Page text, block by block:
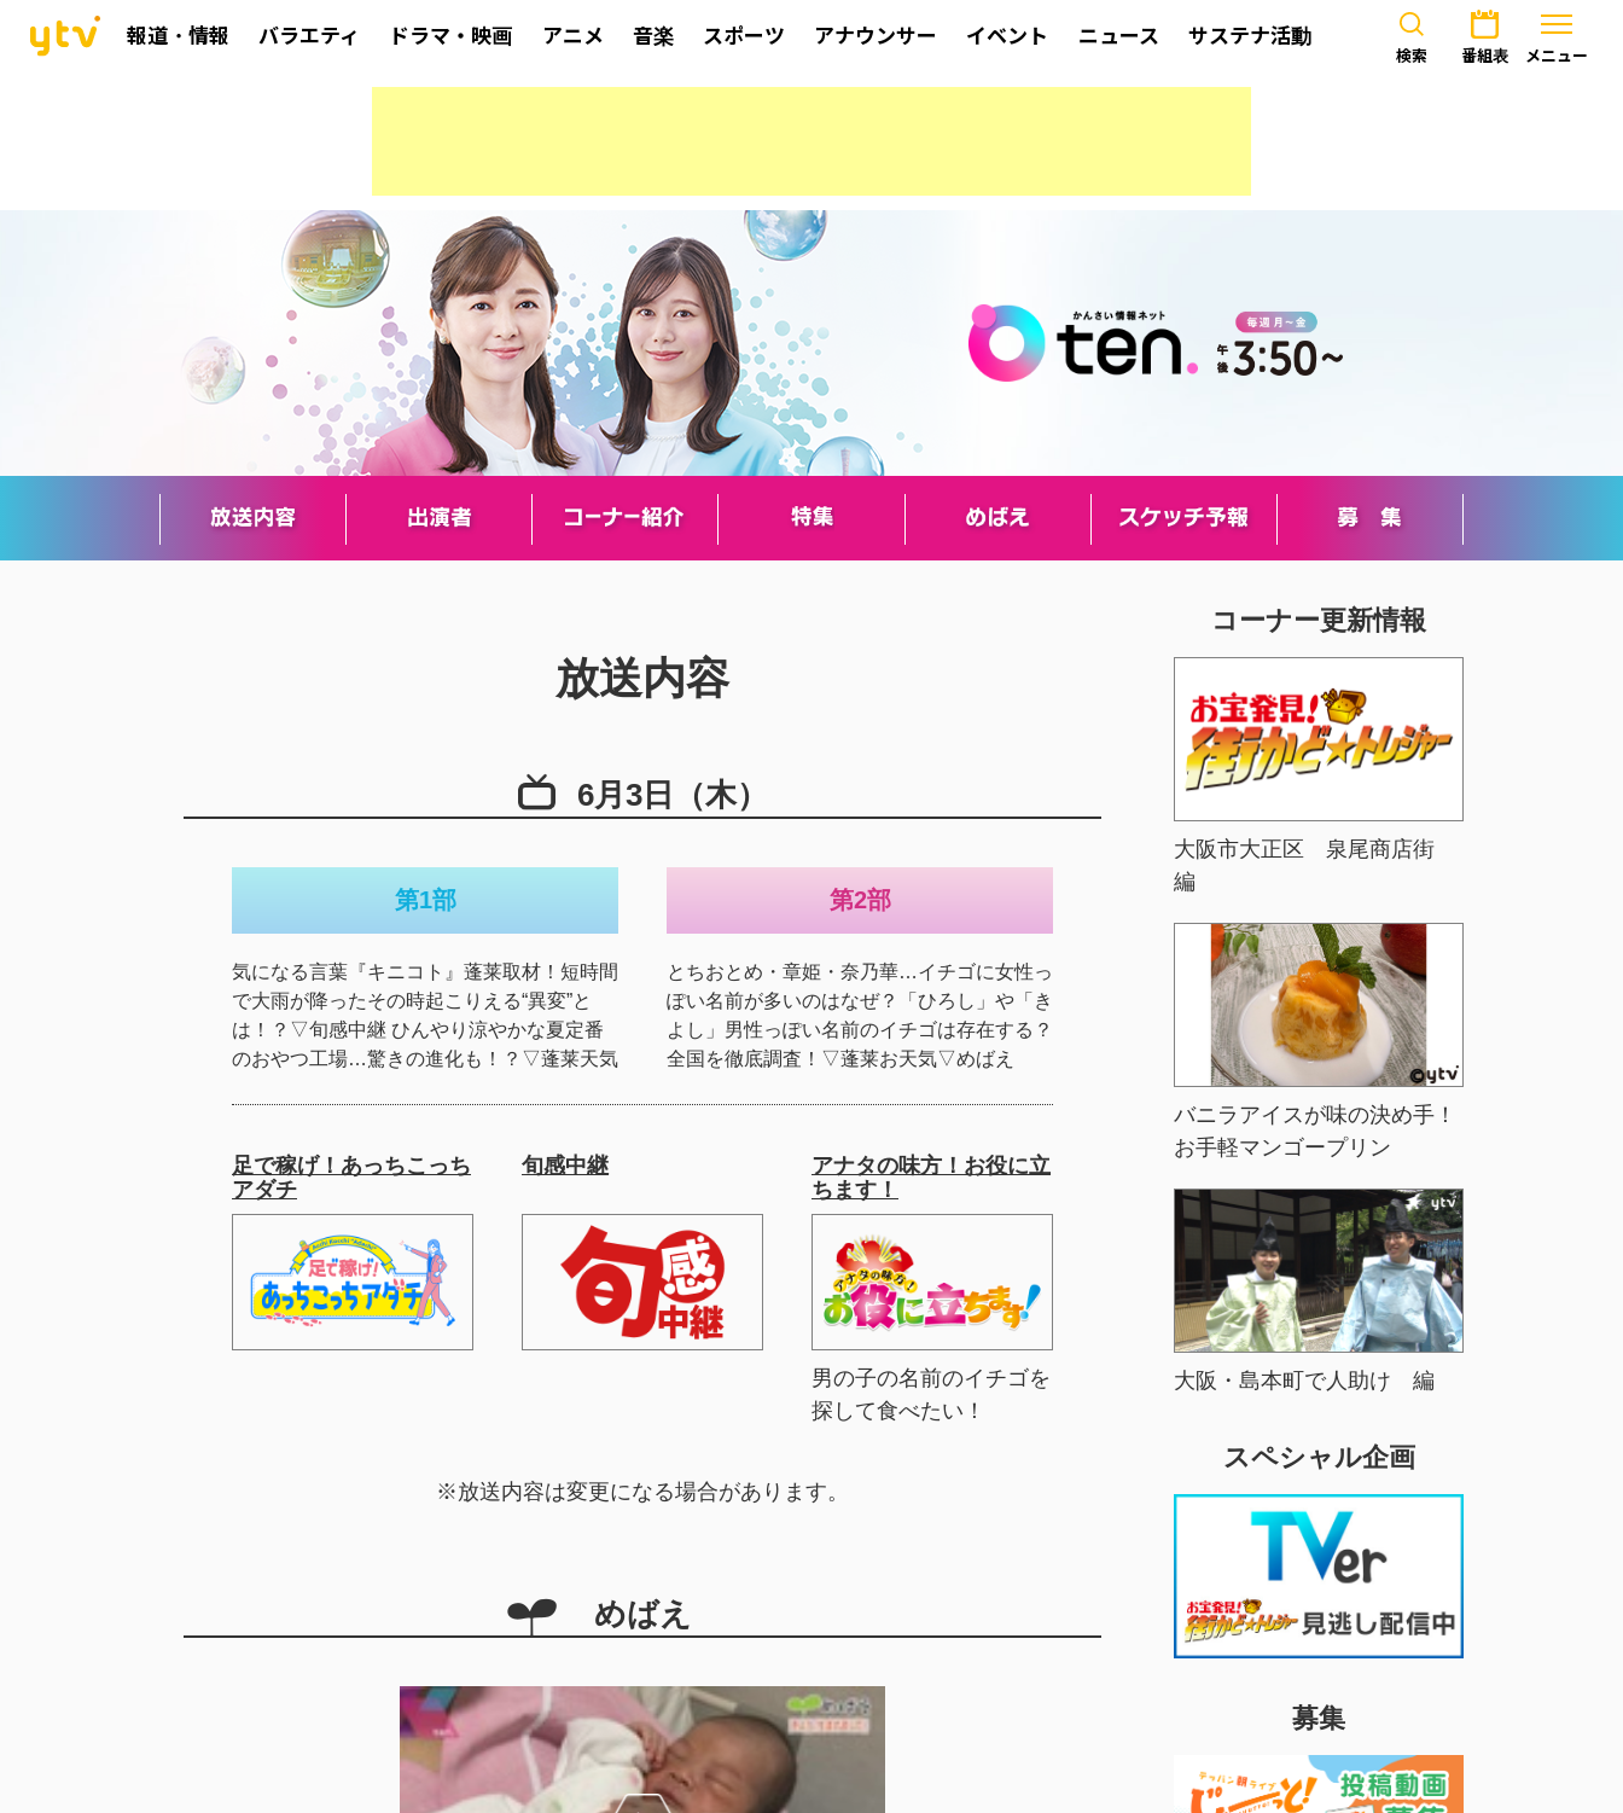
報道・情報 バラエティ ドラマ・映画 アニメ 音楽 スポーツ アナウンサー イベント ニュース サステナ活動
検索 番組表 メニュー
放送内容
6月3日（木）
第1部
気になる言葉『キニコト』蓬莱取材！短時間
で大雨が降ったその時起こりえる“異変”と
は！？▽旬感中継 ひんやり涼やかな夏定番
のおやつ工場…驚きの進化も！？▽蓬莱天気
第2部
とちおとめ・章姫・奈乃華…イチゴに女性っ
ぽい名前が多いのはなぜ？「ひろし」や「き
よし」男性っぽい名前のイチゴは存在する？
全国を徹底調査！▽蓬莱お天気▽めばえ
足で稼げ！あっちこっち
アダチ
旬感中継
アナタの味方！お役に立
ちます！
男の子の名前のイチゴを
探して食べたい！
※放送内容は変更になる場合があります。
めばえ
コーナー更新情報
大阪市大正区 泉尾商店街
編
バニラアイスが味の決め手！
お手軽マンゴープリン
大阪・島本町で人助け 編
スペシャル企画
募集